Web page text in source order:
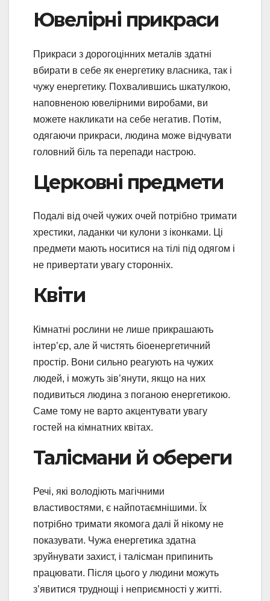
Ювелірні прикраси
Прикраси з дорогоцінних металів здатні
вбирати в себе як енергетику власника, так і
чужу енергетику. Похвалившись шкатулкою,
наповненою ювелірними виробами, ви
можете накликати на себе негатив. Потім,
одягаючи прикраси, людина може відчувати
головний біль та перепади настрою.
Церковні предмети
Подалі від очей чужих очей потрібно тримати
хрестики, ладанки чи кулони з іконками. Ці
предмети мають носитися на тілі під одягом і
не привертати увагу сторонніх.
Квіти
Кімнатні рослини не лише прикрашають
інтер’єр, але й чистять біоенергетичний
простір. Вони сильно реагують на чужих
людей, і можуть зів’янути, якщо на них
подивиться людина з поганою енергетикою.
Саме тому не варто акцентувати увагу
гостей на кімнатних квітах.
Талісмани й обереги
Речі, які володіють магічними
властивостями, є найпотаємнішими. Їх
потрібно тримати якомога далі й нікому не
показувати. Чужа енергетика здатна
зруйнувати захист, і талісман припинить
працювати. Після цього у людини можуть
з’явитися труднощі і неприємності у житті.